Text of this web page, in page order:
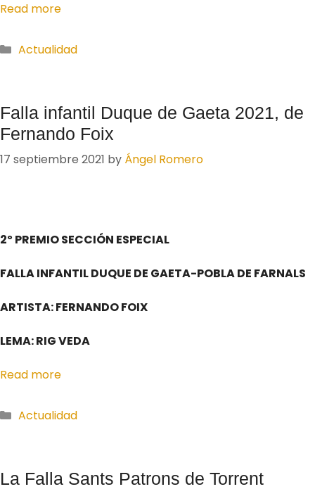
Read more
Actualidad
Falla infantil Duque de Gaeta 2021, de
Fernando Foix
17 septiembre 2021 by Ángel Romero
2º PREMIO SECCIÓN ESPECIAL
FALLA INFANTIL DUQUE DE GAETA-POBLA DE FARNALS
ARTISTA: FERNANDO FOIX
LEMA: RIG VEDA
Read more
Actualidad
La Falla Sants Patrons de Torrent